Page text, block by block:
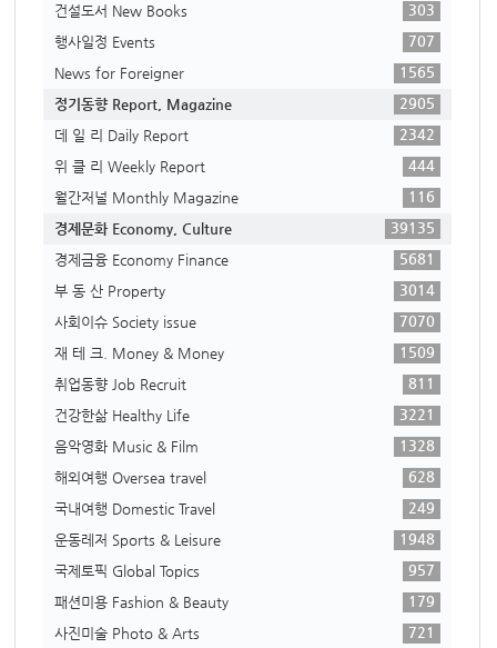
건설도서 New Books
303
행사일정 Events
707
News for Foreigner
1565
정기동향 Report, Magazine
2905
데 일 리 Daily Report
2342
위 클 리 Weekly Report
444
월간저널 Monthly Magazine
116
경제문화 Economy, Culture
39135
경제금융 Economy Finance
5681
부 동 산 Property
3014
사회이슈 Society issue
7070
재 테 크. Money & Money
1509
취업동향 Job Recruit
811
건강한삶 Healthy Life
3221
음악영화 Music & Film
1328
해외여행 Oversea travel
628
국내여행 Domestic Travel
249
운동레저 Sports & Leisure
1948
국제토픽 Global Topics
957
패션미용 Fashion & Beauty
179
사진미술 Photo & Arts
721